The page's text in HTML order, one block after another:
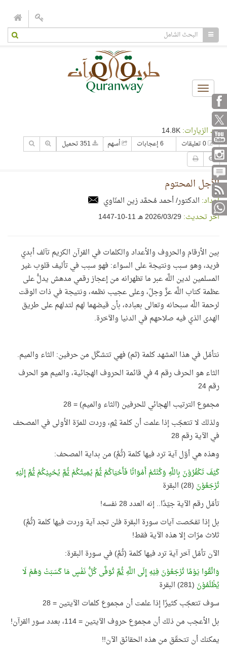
Toggle
navigation
عدد الزيارات:
6 إعجابات أسهم
الأجل المحتوم
إعداد: الدكتور/ أحمد مُحمَّد زين المنّاوي
آخر تحديث: 29‏/03‏/2026 هـ 11-10-1447
بين الأرقام والحروف والأعداد والكلمات في القرآن الكريم تآلف أبدي
فريد، وهو سبب ونتيجة على السواء: فهو سبب في تأليف قلوب غير
المسلمين لدين اللَّه عبر ما تظهرانه من إعجاز رقمي مدهش يدلُّ على
عظمة كتاب اللَّه عزَّ وجلّ، وعلى عجيب نظمه، ونتيجة في ذات الوقت
لرحمة اللَّه سبحانه وتعالى بعباده، بأن قيضهما لهم لتدلهم على طريق
الهدى الذي فيه صلاحهم في الدنيا والآخرة.
نتأمّل في هذا المشهد كلمة (ثم) فهي تتشكّل من حرفين: الثاء والميم.
الثاء هو الحرف رقم 4 في قائمة الحروف الهجائية، والميم هو الحرف
رقم 24
مجموع الترتيب الهجائي للحرفين (الثاء والميم) = 28
ولذلك لا تتعجّب إذا علمت أن كلمةثم، وردت للمرّة الأولى في المصحف
في الآية رقم 28
وهذه هي أوّل آية ترد فيها كلمة (ثُمَّ) من بداية المصحف:
كَيْفَ تَكْفُرُوْنَ بِاللَّهِ وَكُنْتُمْ أَمْوَاتًا فَأَحْيَاكُمْثُمَّ يُمِيتُكُمْثُمَّ يُحْيِيْكُمْثُمَّإِلَيْهِ
تُرْجَعُوْنَ (28) البقرة
تأمّل رقم الآية جيّدًا.. إنه العدد 28 نفسه!
بل إذا تفحّصت آيات سورة البقرة فلن تجد آية وردت فيها كلمة (ثُمَّ)
ثلاث مرّات إلا هذه الآية فقط!
الآن تأمّل آخر آية ترد فيها كلمة (ثُمَّ) في سورة البقرة:
وَاتَّقُوا يَوْمًا تُرْجَعُوْنَ فِيْهِ إِلَى اللَّهِثُمَّتُوَفَّى كُلُّ نَفْسٍ مَا كَسَبَتْ وَهُمْ لَا
يُظْلَمُوْنَ (281) البقرة
سوف تتعجّب كثيرًا إذا علمت أن مجموع كلمات الآيتين = 28
بل الأعجب من ذلك أن مجموع حروف الآيتين = 114، بعدد سور القرآن!
يمكنك أن تتحقّق من هذه الحقائق الآن!!